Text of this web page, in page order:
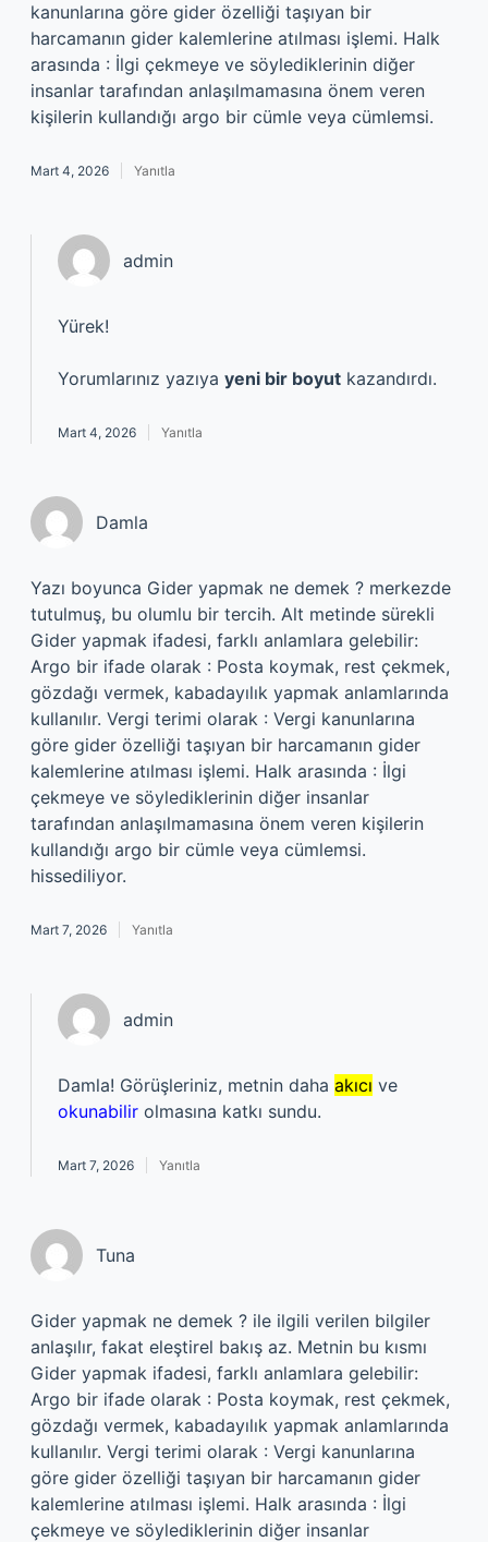
kanunlarına göre gider özelliği taşıyan bir
harcamanın gider kalemlerine atılması işlemi. Halk
arasında : İlgi çekmeye ve söylediklerinin diğer
insanlar tarafından anlaşılmamasına önem veren
kişilerin kullandığı argo bir cümle veya cümlemsi.
Mart 4, 2026 Yanıtla
admin
Yürek!
Yorumlarınız yazıya yeni bir boyut kazandırdı.
Mart 4, 2026 Yanıtla
Damla
Yazı boyunca Gider yapmak ne demek ? merkezde
tutulmuş, bu olumlu bir tercih. Alt metinde sürekli
Gider yapmak ifadesi, farklı anlamlara gelebilir:
Argo bir ifade olarak : Posta koymak, rest çekmek,
gözdağı vermek, kabadayılık yapmak anlamlarında
kullanılır. Vergi terimi olarak : Vergi kanunlarına
göre gider özelliği taşıyan bir harcamanın gider
kalemlerine atılması işlemi. Halk arasında : İlgi
çekmeye ve söylediklerinin diğer insanlar
tarafından anlaşılmamasına önem veren kişilerin
kullandığı argo bir cümle veya cümlemsi.
hissediliyor.
Mart 7, 2026 Yanıtla
admin
Damla! Görüşleriniz, metnin daha akıcı ve
okunabilir olmasına katkı sundu.
Mart 7, 2026 Yanıtla
Tuna
Gider yapmak ne demek ? ile ilgili verilen bilgiler
anlaşılır, fakat eleştirel bakış az. Metnin bu kısmı
Gider yapmak ifadesi, farklı anlamlara gelebilir:
Argo bir ifade olarak : Posta koymak, rest çekmek,
gözdağı vermek, kabadayılık yapmak anlamlarında
kullanılır. Vergi terimi olarak : Vergi kanunlarına
göre gider özelliği taşıyan bir harcamanın gider
kalemlerine atılması işlemi. Halk arasında : İlgi
çekmeye ve söylediklerinin diğer insanlar